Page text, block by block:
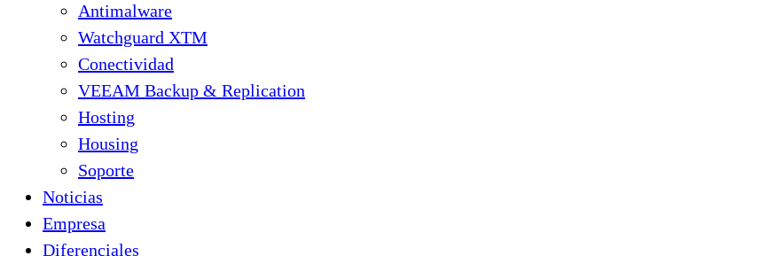
Antimalware
Watchguard XTM
Conectividad
VEEAM Backup & Replication
Hosting
Housing
Soporte
Noticias
Empresa
Diferenciales